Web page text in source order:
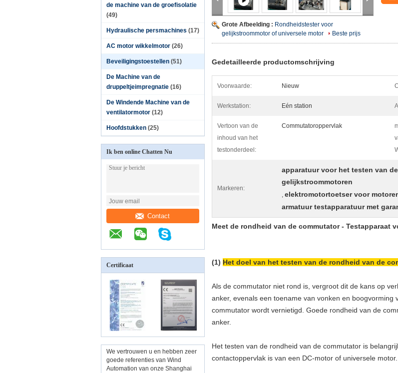
de machine van de groefisolatie
(49)
Hydraulische persmachines (17)
AC motor wikkelmotor (26)
Beveiligingstoestellen (51)
De Machine van de
druppeltjeimpregnatie (16)
De Windende Machine van de
ventilatormotor (12)
Hoofdstukken (25)
Ik ben online Chatten Nu
Contact
Certificaat
We vertrouwen u en hebben zeer
goede referenties van Wind
Automation van onze Shanghai
Grote Afbeelding : Rondheidstester voor
gelijkstroommotor of universele motor
Beste prijs
Gedetailleerde productomschrijving
Voorwaarde: Nieuw
Werkstation: Eén station
Vertoon van de
inhoud van het
testonderdeel:
Commutatoroppervlak
Markeren:
apparatuur voor het testen van
gelijkstroommotoren
, elektromotortoetser voor
armatuur testapparatuur met
Meet de rondheid van de commutator - Testapparaat
(1) Het doel van het testen van de rondheid van de
Als de commutator niet rond is, vergroot dit de kans op
anker, evenals een toename van vonken en
commutator wordt vernietigd. Goede rondheid van de
anker.
Het testen van de rondheid van de commutator is
contactoppervlak is van een DC-motor of universele motor.